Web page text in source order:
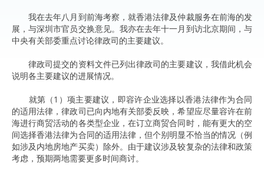
我在去年八月到前海考察，就香港法律及仲裁服务在前海的发
展，与深圳市官员交换意见。我亦在去年十一月到访北京期间，与
中央有关部委重点讨论律政司的主要建议。
律政司提交的资料文件已列出律政司的主要建议，我借此机会
说明各主要建议的进展情况。
就第（1）项主要建议，即容许企业选择以香港法律作为合同
的适用法律，律政司已向内地有关部委反映，希望应尽量容许在前
海进行商贸活动的各类型企业，在订立商贸合同时，能有更大的空
间选择香港法律为合同的适用法律，但个别明显不恰当的情况（例
如涉及内地房地产买卖）除外。由于建议涉及较复杂的法律和政策
考虑，预期两地需要更多时间商讨。